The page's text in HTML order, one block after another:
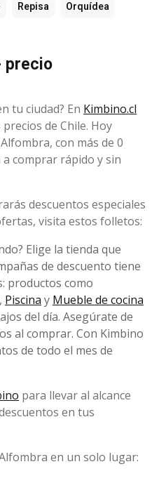
Repisa Orquídea
precio
tu ciudad? En Kimbino.cl
de Chile. Hoy
con más de 0
comprar rápido y sin
descuentos especiales
visita estos folletos:
Elige la tienda que
de descuento tiene
productos como
, Piscina y Mueble de cocina
del día. Asegúrate de
al comprar. Con Kimbino
de todo el mes de
para llevar al alcance
en tus
en un solo lugar: